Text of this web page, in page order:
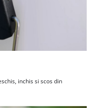
Consent
Platform
inchis si scos din